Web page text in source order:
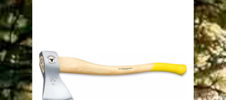
ОПЛАТА
ГАРАНТИЯ И СЕРВИС